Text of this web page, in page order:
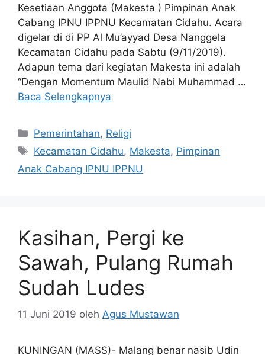
Kesetiaan Anggota (Makesta ) Pimpinan Anak
Cabang IPNU IPPNU Kecamatan Cidahu. Acara
digelar di di PP Al Mu’ayyad Desa Nanggela
Kecamatan Cidahu pada Sabtu (9/11/2019).
Adapun tema dari kegiatan Makesta ini adalah
“Dengan Momentum Maulid Nabi Muhammad …
Baca Selengkapnya
Kategori
Pemerintahan, Religi
Tag
Kecamatan Cidahu, Makesta, Pimpinan
Anak Cabang IPNU IPPNU
Kasihan, Pergi ke
Sawah, Pulang Rumah
Sudah Ludes
11 Juni 2019 oleh Agus Mustawan
KUNINGAN (MASS)- Malang benar nasib Udin